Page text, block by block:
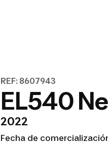
REF: 8607943
EL540
2022
Fecha de